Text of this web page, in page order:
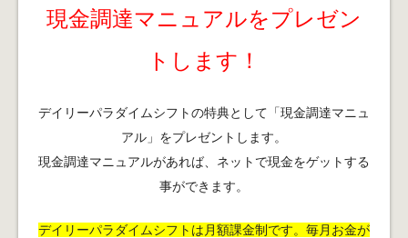
現金調達マニュアルをプレゼン
トします！
デイリーパラダイムシフトの特典として「現金調達マニュ
アル」をプレゼントします。
現金調達マニュアルがあれば、ネットで現金をゲットする
事ができます。
デイリーパラダイムシフトは月額課金制です。毎月お金が